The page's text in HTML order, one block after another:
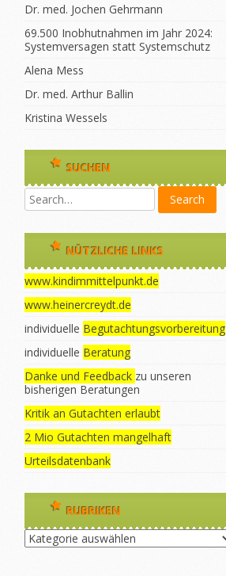
Dr. med. Jochen Gehrmann
69.500 Inobhutnahmen im Jahr 2024:
Systemversagen statt Systemschutz
Alena Mess
Dr. med. Arthur Ballin
Kristina Wessels
SUCHEN
NÜTZLICHE LINKS
www.kindimmittelpunkt.de
www.heinercreydt.de
individuelle Begutachtungsvorbereitung
individuelle Beratung
Danke und Feedback zu unseren
bisherigen Beratungen
Kritik an Gutachten erlaubt
2 Mio Gutachten mangelhaft
Urteilsdatenbank
RUBRIKEN
Rubriken